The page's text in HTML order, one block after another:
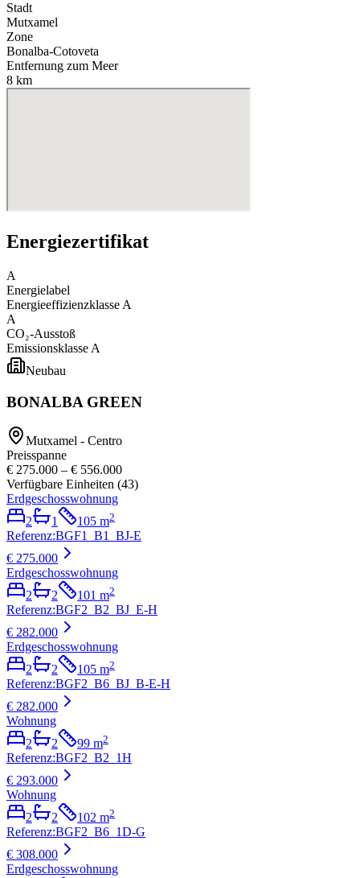
Stadt
Mutxamel
Zone
Bonalba-Cotoveta
Entfernung zum Meer
8 km
Energiezertifikat
A
Energielabel
Energieeffizienzklasse A
A
CO₂-Ausstoß
Emissionsklasse A
Neubau
BONALBA GREEN
Mutxamel - Centro
Preisspanne
€ 275.000 – € 556.000
Verfügbare Einheiten (43)
Erdgeschosswohnung
2
1 105 m2
Referenz:BGF1_B1_BJ-E
€ 275.000
Erdgeschosswohnung
2
2 101 m2
Referenz:BGF2_B2_BJ_E-H
€ 282.000
Erdgeschosswohnung
2
2 105 m2
Referenz:BGF2_B6_BJ_B-E-H
€ 282.000
Wohnung
2
2 99 m2
Referenz:BGF2_B2_1H
€ 293.000
Wohnung
2
2 102 m2
Referenz:BGF2_B6_1D-G
€ 308.000
Erdgeschosswohnung